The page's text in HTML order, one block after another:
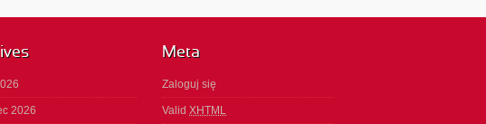
2026
Meta
Zaloguj się
Valid XHTML